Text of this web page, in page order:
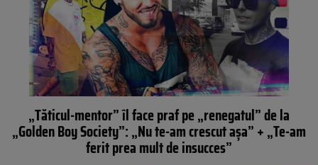
„Tăticul-mentor” îl face praf pe „renegatul” de la
„Golden Boy Society”: „Nu te-am crescut așa” + „Te-am
ferit prea mult de insucces”